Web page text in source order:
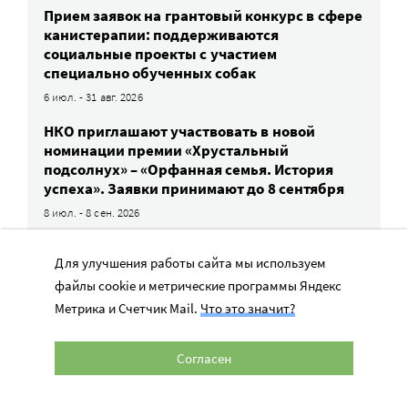
Прием заявок на грантовый конкурс в сфере
канистерапии: поддерживаются
социальные проекты с участием
специально обученных собак
6 июл. - 31 авг. 2026
НКО приглашают участвовать в новой
номинации премии «Хрустальный
подсолнух» – «Орфанная семья. История
успеха». Заявки принимают до 8 сентября
8 июл. - 8 сен. 2026
сиротам и детям в трудной жизненной
ситуации — до 31 августа
1 авг. - 31 авг. 2026
«Форум Доноров» проведет практикум
по грантовым конкурсам корпоративной
благотворительности
Для улучшения работы сайта мы используем
файлы cookie и метрические программы Яндекс
Метрика и Счетчик Mail. Что это значит?
Согласен